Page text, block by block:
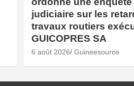
judiciaire sur les
travaux routiers
GUICOPRES SA
6 août 2026 Guineesource